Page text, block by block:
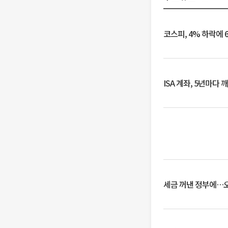
코스피, 4% 하락에
ISA 계좌, 5년마다
세금 꺼낸 정부에…